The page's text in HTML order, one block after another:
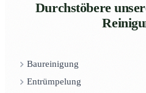
Durchstöbere
Baureinigung
Entrümpelung